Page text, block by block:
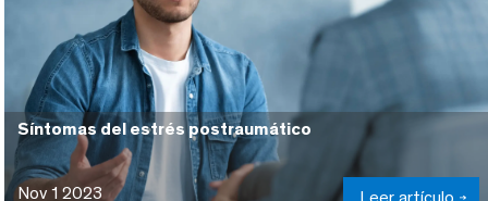
Síntomas del estrés postraumático
Nov 1 2023 Leer artículo